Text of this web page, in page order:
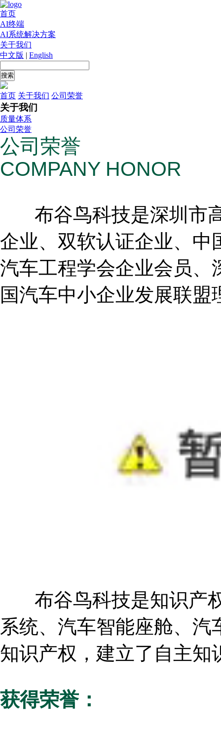
首页
AI终端
AI系统解决方案
关于我们
中文版 | English
首页 关于我们 公司荣誉
关于我们
质量体系
公司荣誉
公司荣誉
COMPANY HONOR
布谷鸟科技是深圳市
企业、双软认证企业、中
汽车工程学会企业会员、
国汽车中小企业发展联盟
布谷鸟科技是知识产
系统、汽车智能座舱、
知识产权，建立了自主知
获得荣誉：